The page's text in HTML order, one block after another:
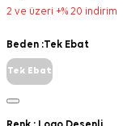
2 ve üzeri +% 20 indirim
Beden :Tek Ebat
Tek Ebat